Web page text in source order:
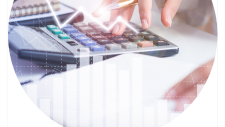
Смотреть проект